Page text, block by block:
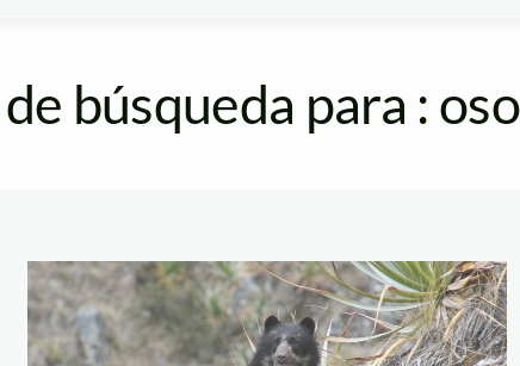
búsqueda para :